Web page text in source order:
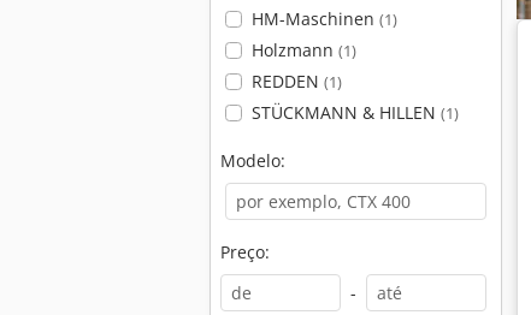
HM-Maschinen (1)
Holzmann (1)
REDDEN (1)
STÜCKMANN & HILLEN (1)
Modelo:
Preço:
-